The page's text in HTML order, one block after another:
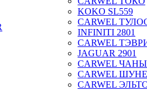
KOKO SL559
CARWEL
INFINITI 2801
CARWEL
JAGUAR 2901
CARWEL ЧАНЫ
CARWEL
CARWEL